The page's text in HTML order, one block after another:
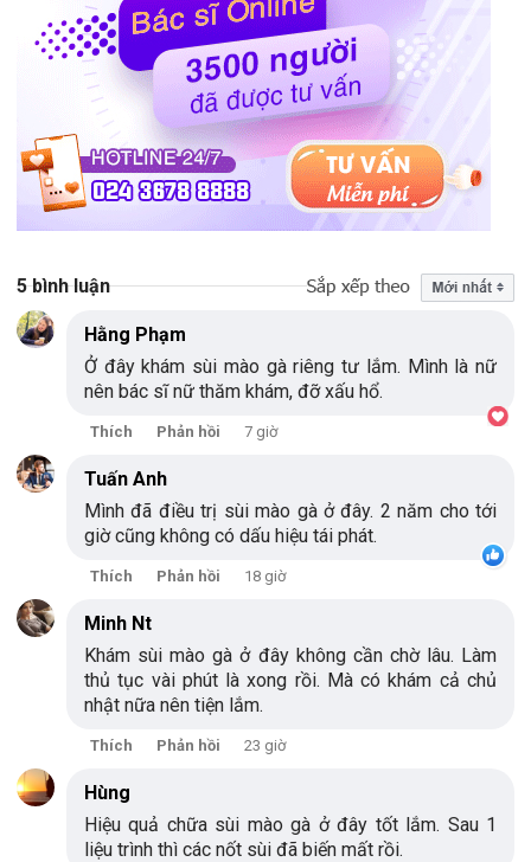
5 bình luận
Hằng Phạm
Ở đây khám sùi mào gà riêng tư lắm. Mình là nữ
nên bác sĩ nữ thăm khám, đỡ xấu hổ.
Thích Phản hồi 7 giờ
Tuấn Anh
Mình đã điều trị sùi mào gà ở đây. 2 năm cho tới
giờ cũng không có dấu hiệu tái phát.
Thích Phản hồi 18 giờ
Minh Nt
Khám sùi mào gà ở đây không cần chờ lâu. Làm
thủ tục vài phút là xong rồi. Mà có khám cả chủ
nhật nữa nên tiện lắm.
Thích Phản hồi 23 giờ
Hùng
Hiệu quả chữa sùi mào gà ở đây tốt lắm. Sau 1
liệu trình thì các nốt sùi đã biến mất rồi.